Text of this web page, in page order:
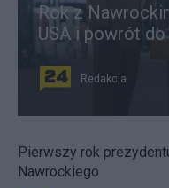
Rok z
USA i powrót
Redakcja
Pierwszy rok
Nawrockiego